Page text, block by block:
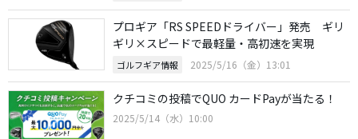
プロギア「RS SPEEDドライバー」発売 ギリ
ギリ×スピードで最軽量・高初速を実現
ゴルフギア情報 2025/5/16（金）13:01
クチコミの投稿でQUO カードPayが当たる！
2025/5/14（水）10:00